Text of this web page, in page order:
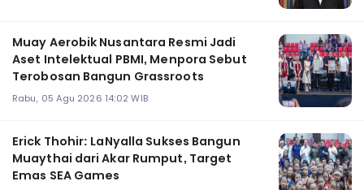
Muay Aerobik Nusantara Resmi Jadi
Aset Intelektual PBMI, Menpora Sebut
Terobosan Bangun Grassroots
Rabu, 05 Agu 2026 14:02 WIB
Erick Thohir: LaNyalla Sukses Bangun
Muaythai dari Akar Rumput, Target
Emas SEA Games